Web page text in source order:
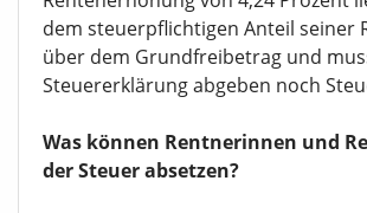
dem steuerpflichtigen Anteil seiner
über dem Grundfreibetrag und
Steuererklärung abgeben noch
Was können Rentnerinnen und
der Steuer absetzen?